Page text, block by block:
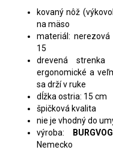
kovaný nôž
na mäso
materiál: nerezová
15
drevená
ergonomické a
sa drží v ruke
dĺžka ostria: 15 cm
špičková kvalita
nie je vhodný do
výroba:
Nemecko